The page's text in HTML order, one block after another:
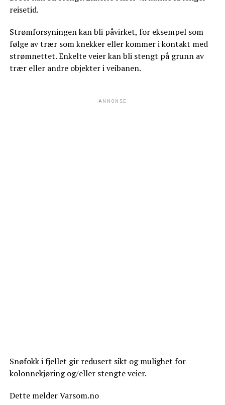
reisetid.
Strømforsyningen kan bli påvirket, for eksempel som
følge av trær som knekker eller kommer i kontakt med
strømnettet. Enkelte veier kan bli stengt på grunn av
trær eller andre objekter i veibanen.
ANNONSE
Snøfokk i fjellet gir redusert sikt og mulighet for
kolonnekjøring og/eller stengte veier.
Dette melder Varsom.no